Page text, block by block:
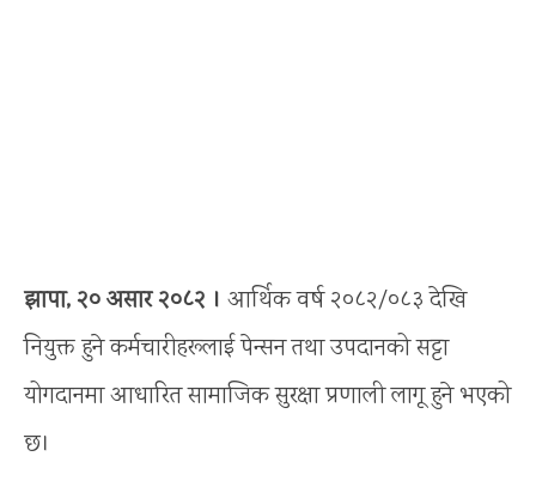
झापा, २० असार २०८२ । आर्थिक वर्ष २०८२/०८३ देखि
नियुक्त हुने कर्मचारीहरूलाई पेन्सन तथा उपदानको सट्टा
योगदानमा आधारित सामाजिक सुरक्षा प्रणाली लागू हुने भएको
छ।